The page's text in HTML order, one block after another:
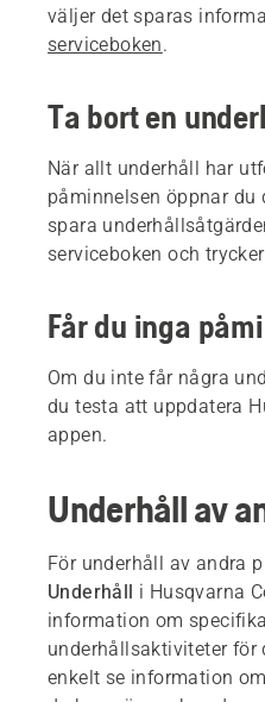
väljer det sparas
serviceboken.
Ta bort en
När allt underhåll har
påminnelsen öppnar du
spara
serviceboken och
Får du inga
Om du inte får några
du testa att uppdatera
appen.
Underhåll av
För underhåll av andra
Underhåll i Husqvarna
information om
underhållsaktiviteter för
enkelt se information